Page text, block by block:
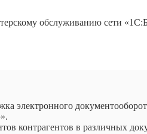
обслуживанию сети
электронного
контрагентов в различных